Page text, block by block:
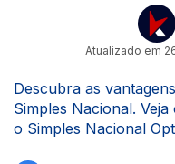
Atualizado em
Descubra as
Simples Nacional.
o Simples Nacional